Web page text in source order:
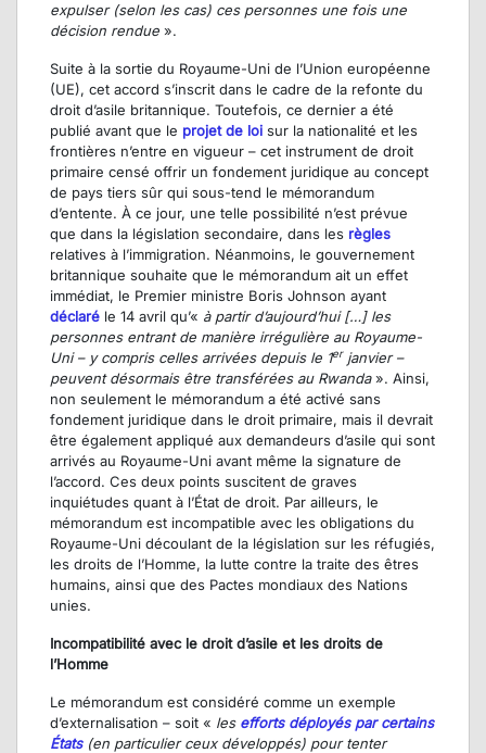
expulser (selon les cas) ces personnes une fois une
décision rendue ».
Suite à la sortie du Royaume-Uni de l’Union européenne
(UE), cet accord s’inscrit dans le cadre de la refonte du
droit d’asile britannique. Toutefois, ce dernier a été
publié avant que le projet de loi sur la nationalité et les
frontières n’entre en vigueur – cet instrument de droit
primaire censé offrir un fondement juridique au concept
de pays tiers sûr qui sous-tend le mémorandum
d’entente. À ce jour, une telle possibilité n’est prévue
que dans la législation secondaire, dans les règles
relatives à l’immigration. Néanmoins, le gouvernement
britannique souhaite que le mémorandum ait un effet
immédiat, le Premier ministre Boris Johnson ayant
déclaré le 14 avril qu’« à partir d’aujourd’hui […] les
personnes entrant de manière irrégulière au Royaume-
Uni – y compris celles arrivées depuis le 1erjanvier –
peuvent désormais être transférées au Rwanda». Ainsi,
non seulement le mémorandum a été activé sans
fondement juridique dans le droit primaire, mais il devrait
être également appliqué aux demandeurs d’asile qui sont
arrivés au Royaume-Uni avant même la signature de
l’accord. Ces deux points suscitent de graves
inquiétudes quant à l’État de droit. Par ailleurs, le
mémorandum est incompatible avec les obligations du
Royaume-Uni découlant de la législation sur les réfugiés,
les droits de l’Homme, la lutte contre la traite des êtres
humains, ainsi que des Pactes mondiaux des Nations
unies.
Incompatibilité avec le droit d’asile et les droits de
l’Homme
Le mémorandum est considéré comme un exemple
d’externalisation – soit « les efforts déployés par certains
États(en particulier ceux développés) pour tenter